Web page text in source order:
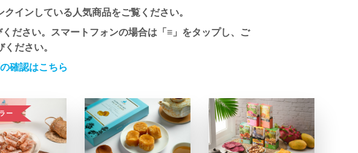
インしている人気商品をご覧ください。
ださい。スマートフォンの場合は「≡」をタップし、ご
ださい。
確認はこちら
ー